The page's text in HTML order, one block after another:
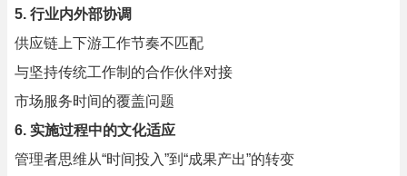
5. 行业内外部协调
供应链上下游工作节奏不匹配
与坚持传统工作制的合作伙伴对接
市场服务时间的覆盖问题
6. 实施过程中的文化适应
管理者思维从“时间投入”到“成果产出”的转变